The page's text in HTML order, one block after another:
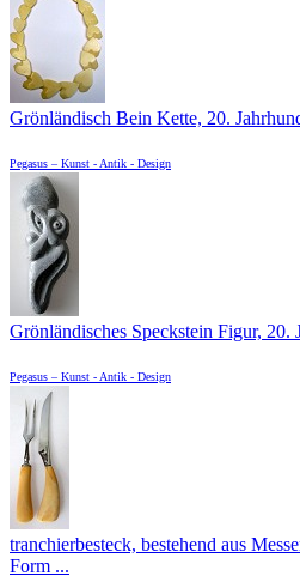
Grönländisch Bein Kette, 20.
Pegasus – Kunst - Antik - Design
Grönländisches Speckstein Figur, 20.
Pegasus – Kunst - Antik - Design
tranchierbesteck, bestehend aus
Form ...